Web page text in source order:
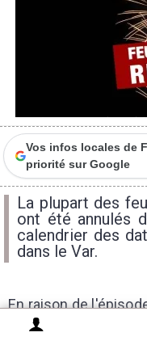
Vos infos locales de
priorité sur Google
La plupart des
ont été annulés
calendrier des
dans le Var.
En raison de
Provence depuis le